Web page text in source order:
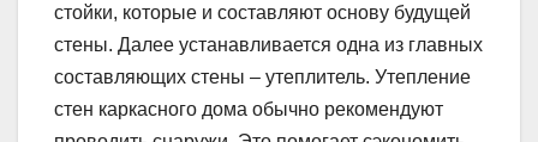
стойки, которые и составляют основу будущей
стены. Далее устанавливается одна из главных
составляющих стены – утеплитель. Утепление
стен каркасного дома обычно рекомендуют